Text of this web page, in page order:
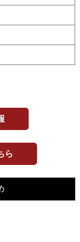
ら